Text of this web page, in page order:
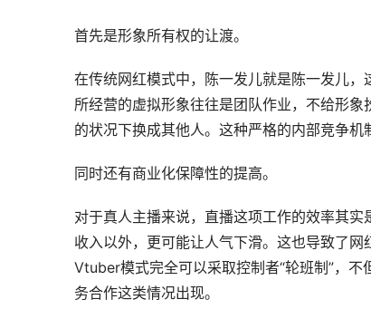
首先是形象所有权的让渡。
在传统网红模式中，陈一发儿就是陈一发儿
所经营的虚拟形象往往是团队作业，不给形
的状况下换成其他人。这种严格的内部竞争机
同时还有商业化保障性的提高。
对于真人主播来说，直播这项工作的效率其
收入以外，更可能让人气下滑。这也导致了
Vtuber模式完全可以采取控制者“轮班制”，
务合作这类情况出现。